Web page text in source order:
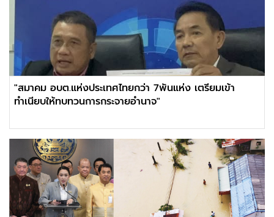
"สมาคม อบต.แห่งประเทศไทยกว่า 7พันแห่ง เตรียมเข้า
ทำเนียบให้ทบทวนการกระจายอำนาจ"